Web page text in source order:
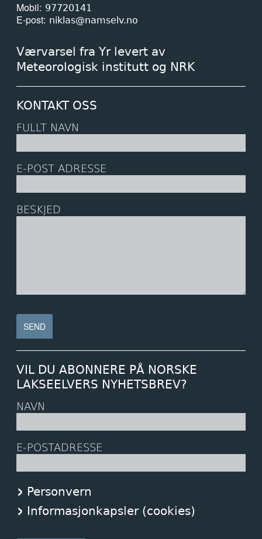
Mobil
97720141
E-post niklas@namselv.no
Værvarsel fra Yr levert av
Meteorologisk institutt og NRK
KONTAKT OSS
FULLT NAVN
E-POST ADRESSE
BESKJED
VIL DU ABONNERE PÅ NORSKE
LAKSEELVERS NYHETSBREV?
NAVN
E-POSTADRESSE
Personvern
Informasjonkapsler (cookies)